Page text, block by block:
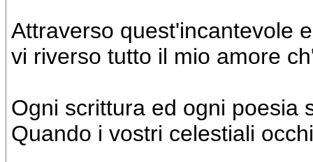
Attraverso quest'incantevole
vi riverso tutto il mio amore
Ogni scrittura ed ogni poesia
Quando i vostri celestiali